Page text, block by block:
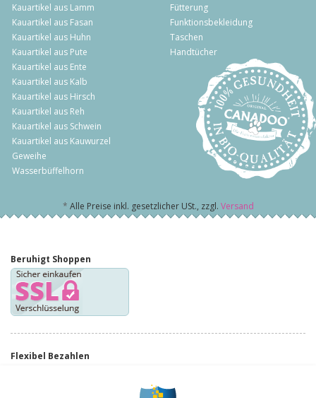
Kauartikel aus Lamm
Kauartikel aus Fasan
Kauartikel aus Huhn
Kauartikel aus Pute
Kauartikel aus Ente
Kauartikel aus Kalb
Kauartikel aus Hirsch
Kauartikel aus Reh
Kauartikel aus Schwein
Kauartikel aus Kauwurzel
Geweihe
Wasserbüffelhorn
Fütterung
Funktionsbekleidung
Taschen
Handtücher
* Alle Preise inkl. gesetzlicher USt., zzgl. Versand
Beruhigt Shoppen
Flexibel Bezahlen